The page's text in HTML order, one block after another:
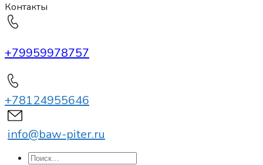
Контакты
+79959978757
+78124955646
info@baw-piter.ru
Искать: